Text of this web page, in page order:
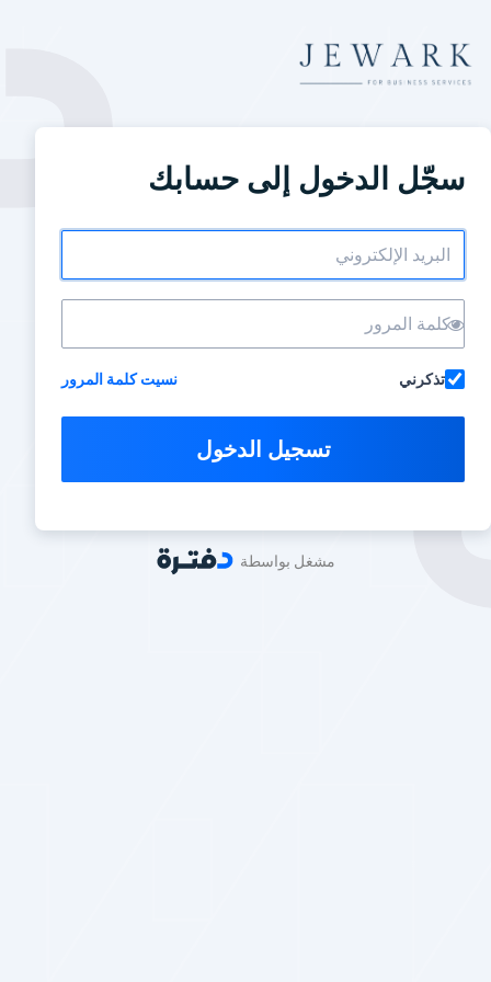
سجّل الدخول إلى حسابك
تذكرني نسيت كلمة المرور
تسجيل الدخول
مشغل بواسطة